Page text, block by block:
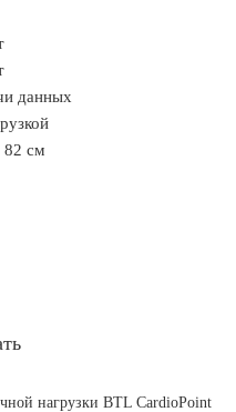
данных
82 см
нагрузки BTL CardioPoint